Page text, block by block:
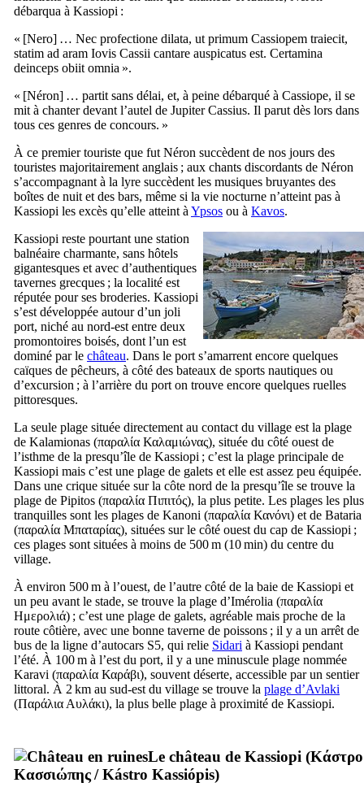
débarqua à Kassiopi :
« [Nero] … Nec profectione dilata, ut primum Cassiopem traiecit,
statim ad aram Iovis Cassii cantare auspicatus est. Certamina
deinceps obiit omnia ».
« [Néron] … partit sans délai, et, à peine débarqué à Cassiope, il se
mit à chanter devant l’autel de Jupiter Cassius. Il parut dès lors dans
tous ces genres de concours. »
À ce premier touriste que fut Néron succèdent de nos jours des
touristes majoritairement anglais ; aux chants discordants de Néron
s’accompagnant à la lyre succèdent les musiques bruyantes des
boîtes de nuit et des bars, même si la vie nocturne n’atteint pas à
Kassiopi les excès qu’elle atteint à Ypsos ou à Kavos.
Kassiopi reste pourtant une station
balnéaire charmante, sans hôtels
gigantesques et avec d’authentiques
tavernes grecques ; la localité est
réputée pour ses broderies. Kassiopi
s’est développée autour d’un joli
port, niché au nord-est entre deux
promontoires boisés, dont l’un est
dominé par le château. Dans le port s’amarrent encore quelques
caïques de pêcheurs, à côté des bateaux de sports nautiques ou
d’excursion ; à l’arrière du port on trouve encore quelques ruelles
pittoresques.
La seule plage située directement au contact du village est la plage
de Kalamionas (παραλία Καλαμιώνας), située du côté ouest de
l’isthme de la presqu’île de Kassiopi ; c’est la plage principale de
Kassiopi mais c’est une plage de galets et elle est assez peu équipée.
Dans une crique située sur la côte nord de la presqu’île se trouve la
plage de Pipitos (παραλία Πιπιτός), la plus petite. Les plages les plus
tranquilles sont les plages de Kanoni (παραλία Κανόνι) et de Bataria
(παραλία Μπαταρίας), situées sur le côté ouest du cap de Kassiopi ;
ces plages sont situées à moins de 500 m (10 min) du centre du
village.
À environ 500 m à l’ouest, de l’autre côté de la baie de Kassiopi et
un peu avant le stade, se trouve la plage d’Imérolia (παραλία
Ημερολιά) ; c’est une plage de galets, agréable mais proche de la
route côtière, avec une bonne taverne de poissons ; il y a un arrêt de
bus de la ligne d’autocars S5, qui relie Sidari à Kassiopi pendant
l’été. À 100 m à l’est du port, il y a une minuscule plage nommée
Karavi (παραλία Καράβι), souvent déserte, accessible par un sentier
littoral. À 2 km au sud-est du village se trouve la plage d’Avlaki
(Παράλια Αυλάκι), la plus belle plage à proximité de Kassiopi.
Le château de Kassiopi (Κάστρο
Κασσιώπης/Kástro Kassiópis)